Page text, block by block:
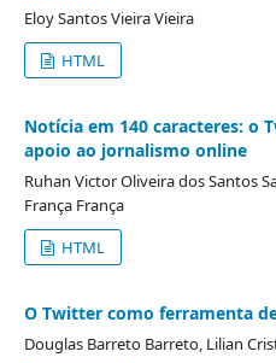
Eloy Santos Vieira Vieira
HTML
Notícia em 140 caracteres: o
apoio ao jornalismo online
Ruhan Victor Oliveira dos Santos
França França
HTML
O Twitter como ferramenta
Douglas Barreto Barreto, Lilian